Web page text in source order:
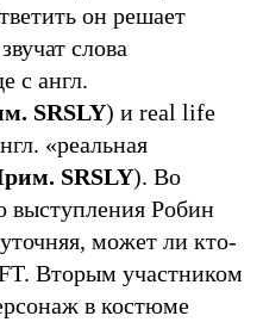
он решает
слова
с англ.
SRSLY) и real life
«реальная
SRSLY). Во
выступления Робин
может ли кто-
Вторым участником
в костюме